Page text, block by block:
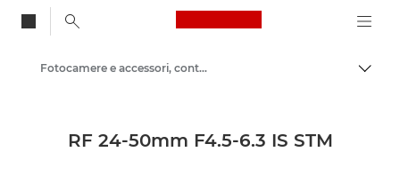
Canon Logo, back
Area stampa
Fotocamere e accessori, contenuti sui prodotti - Area Stampa di Canon
RF 24-50mm F4.5-6.3 IS STM